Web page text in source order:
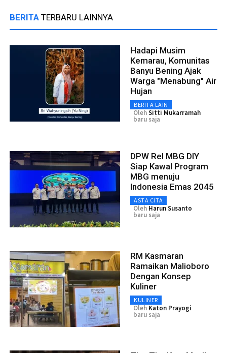
BERITA TERBARU LAINNYA
Hadapi Musim
Kemarau, Komunitas
Banyu Bening Ajak
Warga "Menabung" Air
Hujan
BERITA LAIN
OlehSitti Mukarramah
baru saja
DPW Rel MBG DIY
Siap Kawal Program
MBG menuju
Indonesia Emas 2045
ASTA CITA
Oleh Harun Susanto
baru saja
RM Kasmaran
Ramaikan Malioboro
Dengan Konsep
Kuliner
KULINER
Oleh Katon Prayogi
baru saja